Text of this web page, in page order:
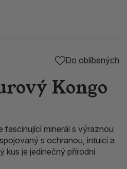
Do oblíbených
Kongo
fascinující minerál s výraznou
s ochranou, intuicí a
kus je jedinečný přírodní